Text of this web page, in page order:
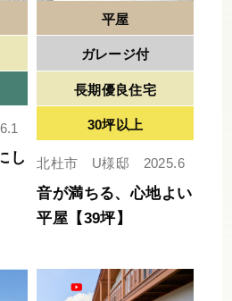
し
平屋
ガレージ付
長期優良住宅
30坪以上
北杜市 U様邸 2025.6
音が満ちる、心地よい
平屋【39坪】